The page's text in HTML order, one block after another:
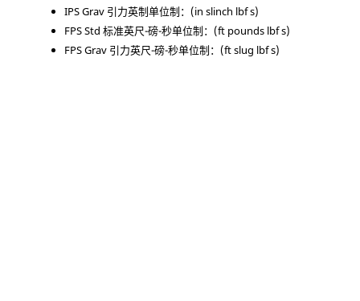
IPS Grav 引力英制单位制：(in slinch lbf s)
FPS Std 标准英尺-磅-秒单位制：(ft pounds lbf s)
FPS Grav 引力英尺-磅-秒单位制：(ft slug lbf s)